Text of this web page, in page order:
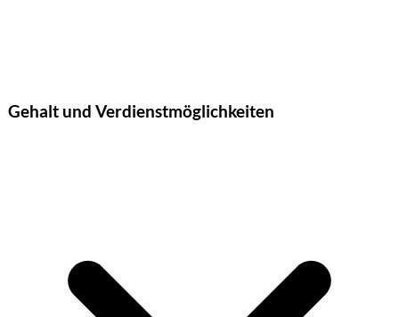
Gehalt und Verdienstmöglichkeiten